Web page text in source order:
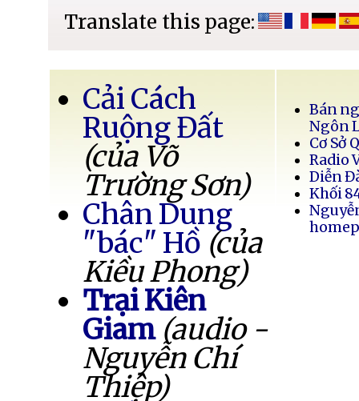
Translate this page:
Cải Cách
Ruộng Đất
(của Võ
Trường Sơn)
Chân Dung
"bác" Hồ (của
Kiều Phong)
Trại Kiên
Giam (audio -
Nguyễn Chí
Thiệp)
Bán
Ngôn
Cơ Sở
Radio
Diễn
Khối